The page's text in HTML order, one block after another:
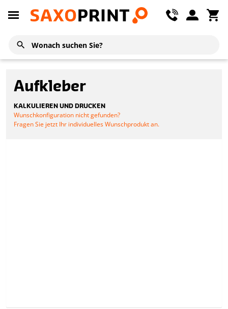
Aufkleber
KALKULIEREN UND DRUCKEN
Wunschkonfiguration nicht gefunden?
Fragen Sie jetzt Ihr individuelles Wunschprodukt an.